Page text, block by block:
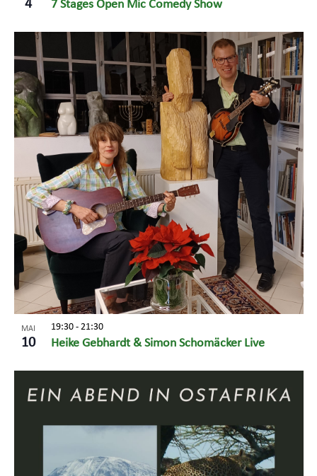
4 7 Stages Open Mic Comedy Show
MAI
10 Heike Gebhardt & Simon Schomäcker Live
19:30 - 21:30